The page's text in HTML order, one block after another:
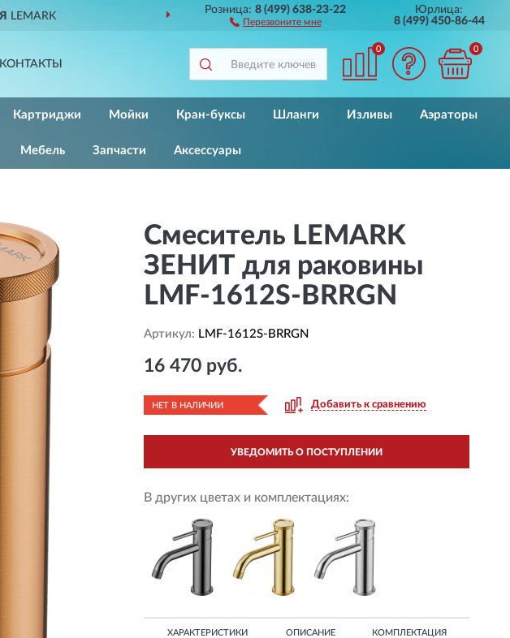
ДОСТАВИМ ПО ВСЕЙ РОССИИ ДО 2 ЛЕТ
Розница:8 (499) 638-23-22
Перезвоните мне
Юрлица:
8 (499) 450-86-44
КОНТАКТЫ
0 0
Картриджи Мойки Кран-буксы Шланги Изливы Аэраторы
Мебель Запчасти Аксессуары
Смеситель LEMARK
ЗЕНИТ для раковины
LMF-1612S-BRRGN
Артикул: LMF-1612S-BRRGN
16 470 руб.
НЕТ В НАЛИЧИИ Добавить к сравнению
УВЕДОМИТЬ О ПОСТУПЛЕНИИ
В других цветах и комплектациях:
ХАРАКТЕРИСТИКИ ОПИСАНИЕ КОМПЛЕКТАЦИЯ